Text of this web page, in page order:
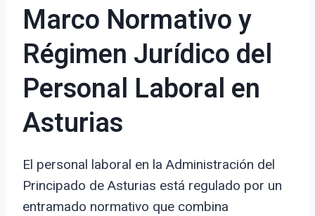
Marco Normativo y
Régimen Jurídico del
Personal Laboral en
Asturias
El personal laboral en la Administración del
Principado de Asturias está regulado por un
entramado normativo que combina